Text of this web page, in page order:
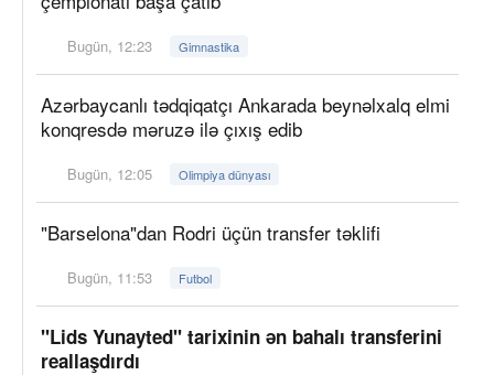
Bugün, 12:23 Gimnastika
Azərbaycanlı tədqiqatçı Ankarada beynəlxalq elmi
konqresdə məruzə ilə çıxış edib
Bugün, 12:05 Olimpiya dünyası
"Barselona"dan Rodri üçün transfer təklifi
Bugün, 11:53 Futbol
"Lids Yunayted" tarixinin ən bahalı transferini
reallaşdırdı